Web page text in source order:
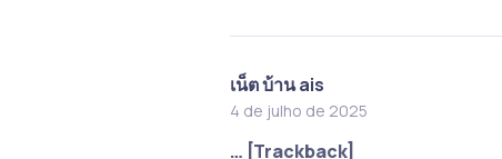
เน็ต บ้าน ais
4 de julho de 2025
… [Trackback]